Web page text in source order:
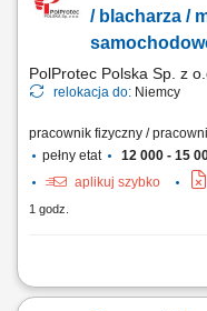
/ blacharza /
PolProtec Polska Sp. z
relokacja do: Niemcy
pracownik fizyczny /
pełny etat
12 000 - 15
aplikuj szybko
1 godz.
Zakres obowiązków: